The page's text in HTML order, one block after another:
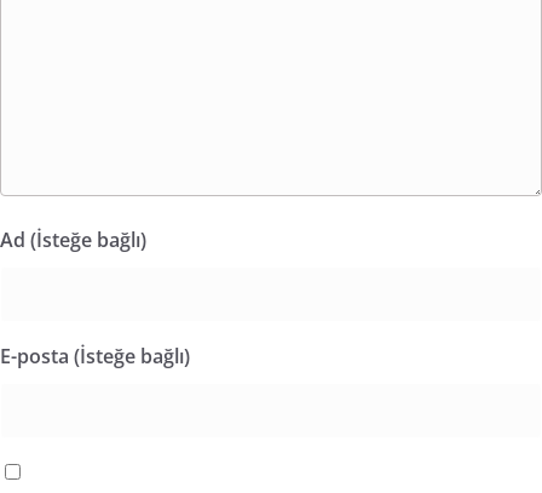
Ad (İsteğe bağlı)
E-posta (İsteğe bağlı)